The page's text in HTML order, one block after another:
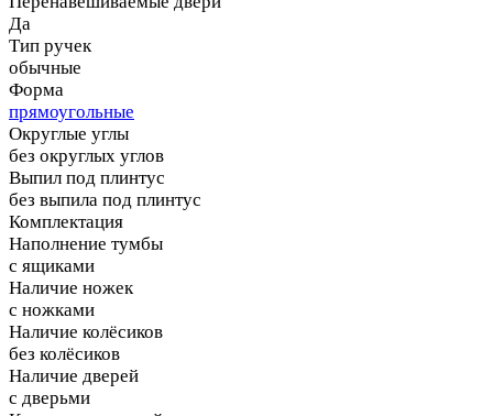
Да
Тип ручек
обычные
Форма
прямоугольные
Округлые углы
без округлых углов
Выпил под плинтус
без выпила под плинтус
Комплектация
Наполнение тумбы
с ящиками
Наличие ножек
с ножками
Наличие колёсиков
без колёсиков
Наличие дверей
с дверьми